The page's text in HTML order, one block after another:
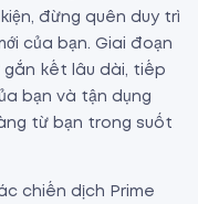
kiện, đừng quên duy trì
của bạn. Giai đoạn
gắn kết lâu dài, tiếp
bạn và tận dụng
từ bạn trong suốt
chiến dịch Prime